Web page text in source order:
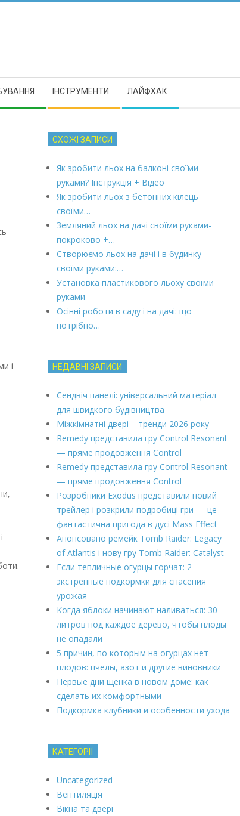
ІНСТРУМЕНТИ ЛАЙФХАК
і
СХОЖІ ЗАПИСИ
Як зробити льох на балконі своїми
руками? Інструкція + Відео
Як зробити льох з бетонних кілець
своїми…
Земляний льох на дачі своїми руками-
покроково +…
Створюємо льох на дачі і в будинку
своїми руками:…
Установка пластикового льоху своїми
руками
Осінні роботи в саду і на дачі: що
потрібно…
НЕДАВНІ ЗАПИСИ
Сендвіч панелі: універсальний матеріал
для швидкого будівництва
Міжкімнатні двері – тренди 2026 року
Remedy представила гру Control Resonant
— пряме продовження Control
Remedy представила гру Control Resonant
— пряме продовження Control
Розробники Exodus представили новий
трейлер і розкрили подробиці гри — це
фантастична пригода в дусі Mass Effect
Анонсовано ремейк Tomb Raider: Legacy
of Atlantis і нову гру Tomb Raider: Catalyst
Если тепличные огурцы горчат: 2
экстренные подкормки для спасения
урожая
Когда яблоки начинают наливаться: 30
литров под каждое дерево, чтобы плоды
не опадали
5 причин, по которым на огурцах нет
плодов: пчелы, азот и другие виновники
Первые дни щенка в новом доме: как
сделать их комфортными
Подкормка клубники и особенности ухода
КАТЕГОРІЇ
Uncategorized
Вентиляція
Вікна та двері